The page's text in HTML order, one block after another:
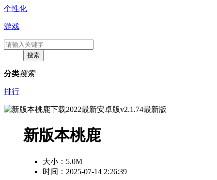
个性化
游戏
分类搜索
排行
新版本桃鹿
大小： 5.0M
时间：2025-07-14 2:26:39